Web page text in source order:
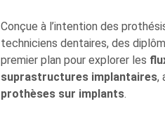
Conçue à l’intention des
techniciens dentaires, des
premier plan pour explorer les
suprastructures implantaires,
prothèses sur implants.